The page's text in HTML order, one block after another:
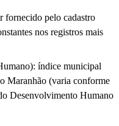
fornecido pelo cadastro
nos registros mais
índice municipal
Maranhão (varia conforme
Desenvolvimento Humano